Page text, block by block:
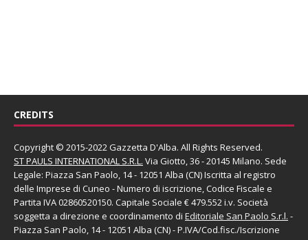
CREDITS
Copyright © 2015-2022 Gazzetta D'Alba. All Rights Reserved.
ST PAULS INTERNATIONAL S.R.L. Via Giotto, 36 - 20145 Milano. Sede
Legale: Piazza San Paolo, 14 - 12051 Alba (CN) Iscritta al registro
delle Imprese di Cuneo - Numero di iscrizione, Codice Fiscale e
Partita IVA 02860520150. Capitale Sociale € 479.552 i.v. Società
soggetta a direzione e coordinamento di Editoriale San Paolo S.r.l. -
Piazza San Paolo, 14 - 12051 Alba (CN) - P.IVA/Cod.fisc./Iscrizione